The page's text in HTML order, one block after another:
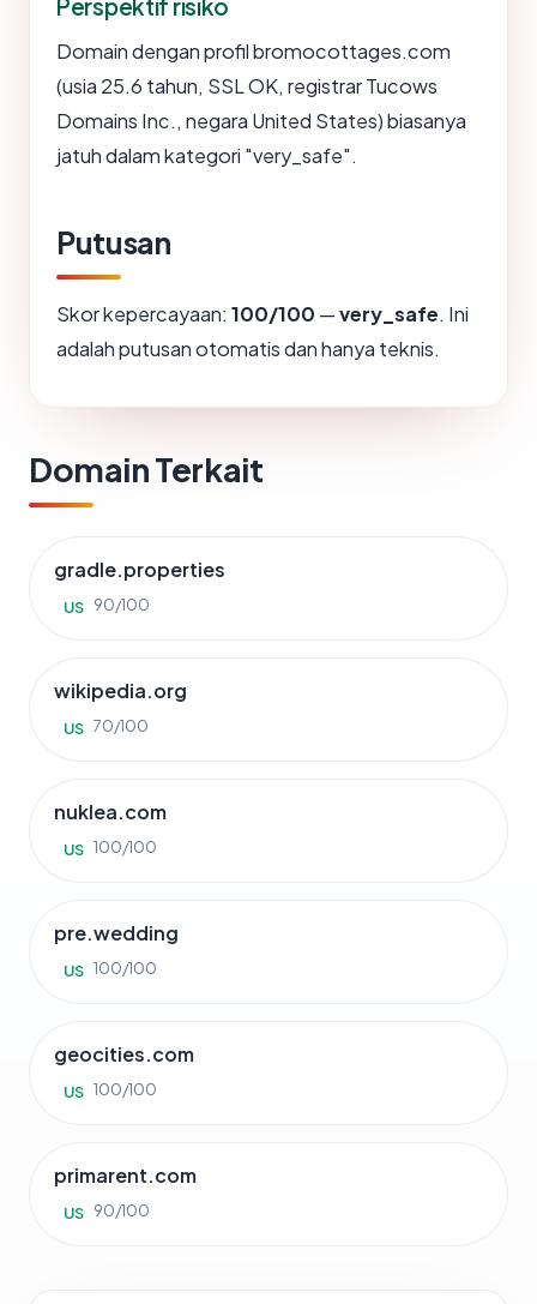
Perspektif risiko
Domain dengan profil bromocottages.com
(usia 25.6 tahun, SSL OK, registrar Tucows
Domains Inc., negara United States) biasanya
jatuh dalam kategori "very_safe".
Putusan
Skor kepercayaan: 100/100 —very_safe. Ini
adalah putusan otomatis dan hanya teknis.
Domain Terkait
gradle.properties
US 90/100
wikipedia.org
US 70/100
nuklea.com
US 100/100
pre.wedding
US 100/100
geocities.com
US 100/100
primarent.com
US 90/100